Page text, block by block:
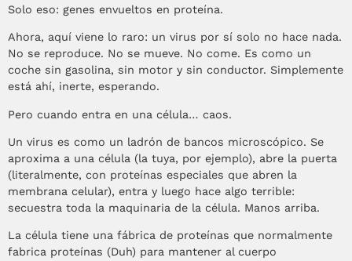
Solo eso: genes envueltos en proteína.
Ahora, aquí viene lo raro: un virus por sí solo no hace nada.
No se reproduce. No se mueve. No come. Es como un
coche sin gasolina, sin motor y sin conductor. Simplemente
está ahí, inerte, esperando.
Pero cuando entra en una célula… caos.
Un virus es como un ladrón de bancos microscópico. Se
aproxima a una célula (la tuya, por ejemplo), abre la puerta
(literalmente, con proteínas especiales que abren la
membrana celular), entra y luego hace algo terrible:
secuestra toda la maquinaria de la célula. Manos arriba.
La célula tiene una fábrica de proteínas que normalmente
fabrica proteínas (Duh) para mantener al cuerpo